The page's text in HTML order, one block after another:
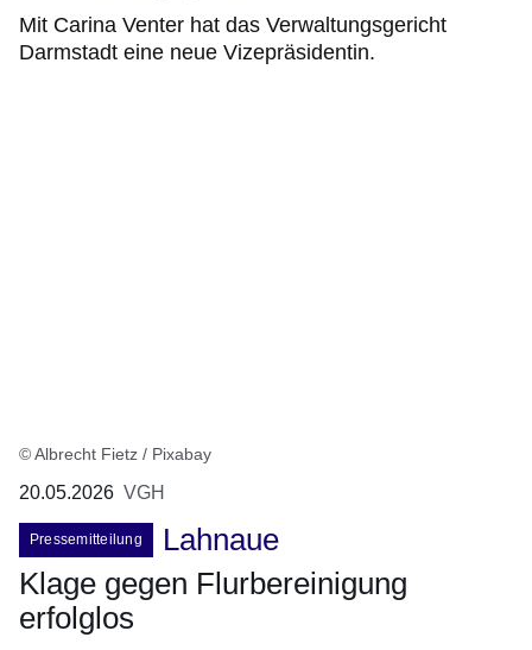
Mit Carina Venter hat das Verwaltungsgericht
Darmstadt eine neue Vizepräsidentin.
© Albrecht Fietz / Pixabay
20.05.2026 VGH
Pressemitteilung
Lahnaue
Klage gegen Flurbereinigung
erfolglos